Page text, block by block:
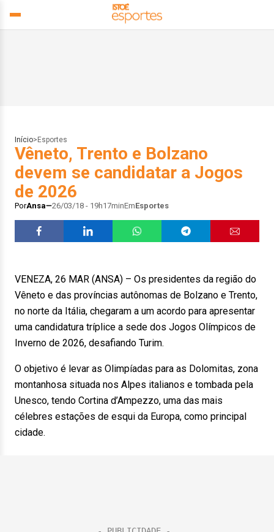
Início> Esportes
Vêneto, Trento e Bolzano
devem se candidatar a Jogos
de 2026
PorAnsa 26/03/18 - 19h17minEmEsportes
VENEZA, 26 MAR (ANSA) – Os presidentes da região do
Vêneto e das províncias autônomas de Bolzano e Trento,
no norte da Itália, chegaram a um acordo para apresentar
uma candidatura tríplice a sede dos Jogos Olímpicos de
Inverno de 2026, desafiando Turim.
O objetivo é levar as Olimpíadas para as Dolomitas, zona
montanhosa situada nos Alpes italianos e tombada pela
Unesco, tendo Cortina d’Ampezzo, uma das mais
célebres estações de esqui da Europa, como principal
cidade.